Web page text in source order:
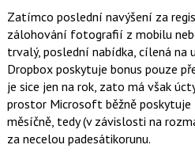
Zatímco poslední navýšení za
zálohování fotografií z mobilu
trvalý, poslední nabídka, cílená na
Dropbox poskytuje bonus pouze
je sice jen na rok, zato má však
prostor Microsoft běžně poskytuje
měsíčně, tedy (v závislosti na
za necelou padesátikorunu.